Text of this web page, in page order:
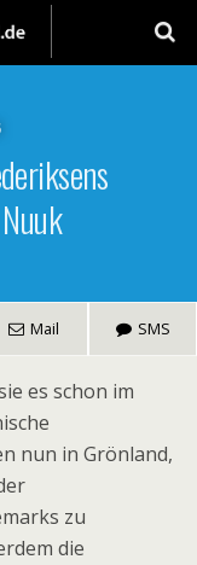
Mail SMS
es schon im
nun in Grönland,
zu
die